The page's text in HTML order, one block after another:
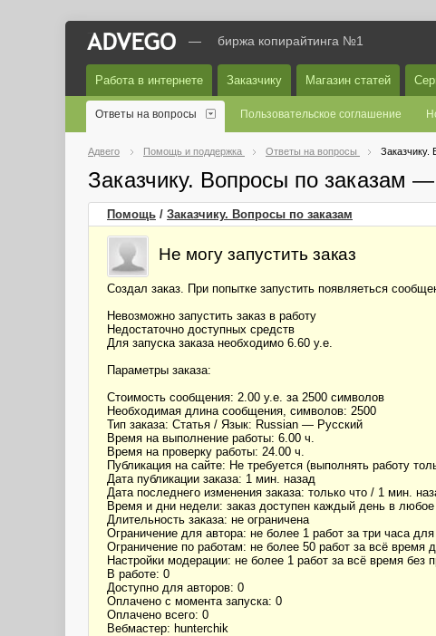
— биржа копирайтинга №1
Работа в интернете Заказчику Магазин статей
Ответы на вопросы Пользовательское соглашение
Адвего Помощь и поддержка Ответы на вопросы Заказчику.
Заказчику. Вопросы по заказам
Помощь / Заказчику. Вопросы по заказам
Не могу запустить заказ
Создал заказ. При попытке запустить появляеться
Невозможно запустить заказ в работу
Недостаточно доступных средств
Для запуска заказа необходимо 6.60 у.е.
Параметры заказа:
Стоимость сообщения: 2.00 у.е. за 2500 символов
Необходимая длина сообщения, символов: 2500
Тип заказа: Статья / Язык: Russian — Русский
Время на выполнение работы: 6.00 ч.
Время на проверку работы: 24.00 ч.
Публикация на сайте: Не требуется (выполнять работу
Дата публикации заказа: 1 мин. назад
Дата последнего изменения заказа: только что / 1 мин.
Время и дни недели: заказ доступен каждый день в
Длительность заказа: не ограничена
Ограничение для автора: не более 1 работ за три часа для
Ограничение по работам: не более 50 работ за всё время
Настройки модерации: не более 1 работ за всё время без
В работе: 0
Доступно для авторов: 0
Оплачено c момента запуска: 0
Оплачено всего: 0
Вебмастер: hunterchik